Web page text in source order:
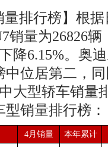
量排行榜】根
销量为26826
降6.15%。奥
位居第二，
大型轿车销量
销量排行榜：
4月销量
本年累计